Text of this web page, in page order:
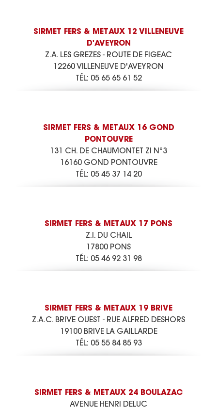
SIRMET FERS & METAUX 12 VILLENEUVE
D'AVEYRON
Z.A. LES GREZES - ROUTE DE FIGEAC
12260 VILLENEUVE D'AVEYRON
TÉL: 05 65 65 61 52
SIRMET FERS & METAUX 16 GOND
PONTOUVRE
131 CH. DE CHAUMONTET ZI N°3
16160 GOND PONTOUVRE
TÉL: 05 45 37 14 20
SIRMET FERS & METAUX 17 PONS
Z.I. DU CHAIL
17800 PONS
TÉL: 05 46 92 31 98
SIRMET FERS & METAUX 19 BRIVE
Z.A.C. BRIVE OUEST - RUE ALFRED DESHORS
19100 BRIVE LA GAILLARDE
TÉL: 05 55 84 85 93
SIRMET FERS & METAUX 24 BOULAZAC
AVENUE HENRI DELUC